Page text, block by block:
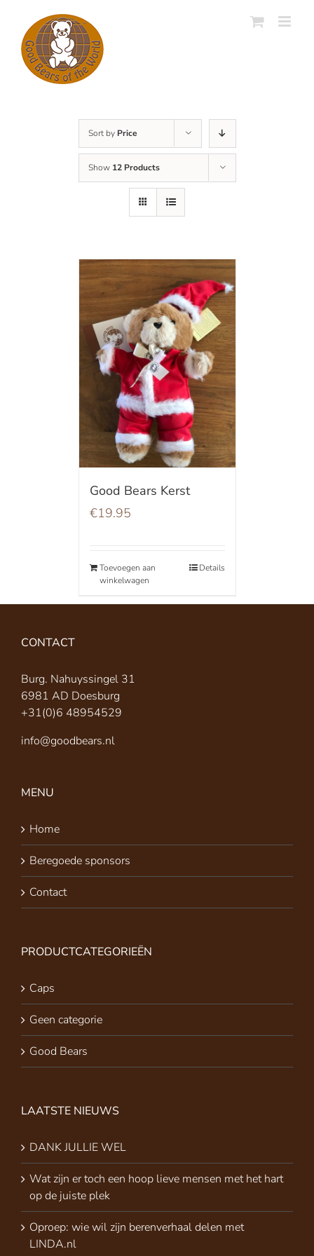
content
Sort by Price
Show 12 Products
Good Bears Kerst
€19.95
Toevoegen aan
winkelwagen
Details
CONTACT
Burg. Nahuyssingel 31
6981 AD Doesburg
+31(0)6 48954529
info@goodbears.nl
MENU
Home
Beregoede sponsors
Contact
PRODUCTCATEGORIEËN
Caps
Geen categorie
Good Bears
LAATSTE NIEUWS
DANK JULLIE WEL
Wat zijn er toch een hoop lieve mensen met het hart
op de juiste plek
Oproep: wie wil zijn berenverhaal delen met
LINDA.nl